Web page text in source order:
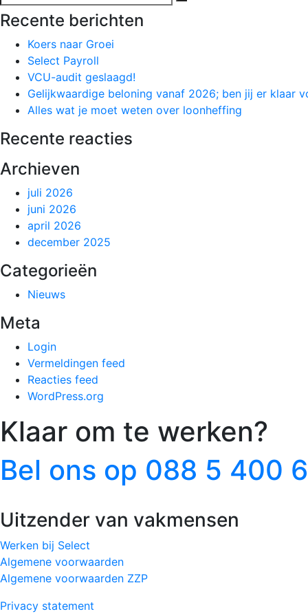
&
Schilders
naar:
Recente berichten
Koers naar Groei
Select Payroll
VCU-audit geslaagd!
Gelijkwaardige beloning vanaf 2026; ben jij er klaar
Alles wat je moet weten over loonheffing
Recente reacties
Archieven
juli 2026
juni 2026
april 2026
december 2025
Categorieën
Nieuws
Meta
Login
Vermeldingen feed
Reacties feed
WordPress.org
Klaar om te werken?
Bel ons op 088 5 400
Uitzender van vakmensen
Werken bij Select
Algemene voorwaarden
Algemene voorwaarden ZZP
Privacy statement